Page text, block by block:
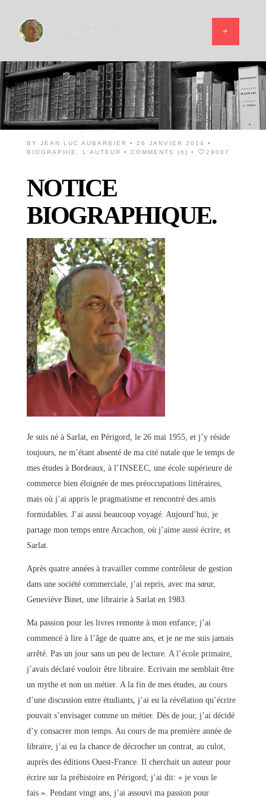
BY JEAN LUC AUBARBIER
• 26 JANVIER 2014 •
BIOGRAPHIE
L'AUTEUR • COMMENTS (6) • 29007
NOTICE
BIOGRAPHIQUE.
Je suis né à Sarlat, en Périgord, le 26 mai 1955, et j’y réside
toujours, ne m’étant absenté de ma cité natale que le temps de
mes études à Bordeaux, à l’INSEEC, une école supérieure de
commerce bien éloignée de mes préoccupations littéraires,
mais où j’ai appris le pragmatisme et rencontré des amis
formidables. J’ai aussi beaucoup voyagé. Aujourd’hui, je
partage mon temps entre Arcachon, où j’aime aussi écrire, et
Sarlat.
Après quatre années à travailler comme contrôleur de gestion
dans une société commerciale, j’ai repris, avec ma sœur,
Geneviève Binet, une librairie à Sarlat en 1983.
Ma passion pour les livres remonte à mon enfance; j’ai
commencé à lire à l’âge de quatre ans, et je ne me suis jamais
arrêté. Pas un jour sans un peu de lecture. A l’école primaire,
j’avais déclaré vouloir être libraire. Ecrivain me semblait être
un mythe et non un métier. A la fin de mes études, au cours
d’une discussion entre étudiants, j’ai eu la révélation qu’écrire
pouvait s’envisager comme un métier. Dès de jour, j’ai décidé
d’y consacrer mon temps. Au cours de ma première année de
libraire, j’ai eu la chance de décrocher un contrat, au culot,
auprès des éditions Ouest-France. Il cherchait un auteur pour
écrire sur la préhistoire en Périgord; j’ai dit: « je vous le
fais ». Pendant vingt ans, j’ai assouvi ma passion pour